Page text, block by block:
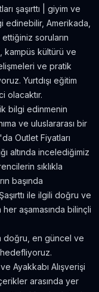
10 İş
| Toronto Pahalı
şaşırttı | giyim ve
edinebilir, Amerikada,
ettiğiniz soruların
kampüs kültürü ve
ve pratik
Yurtdışı eğitim
olacaktır.
bilgi edinmenin
ve uluslararası bir
Outlet Fiyatları
altında incelediğimiz
sıklıkla
başında
ile ilgili doğru ve
aşamasında bilinçli
doğru, en güncel ve
Ayakkabı Alışverişi
arasında yer